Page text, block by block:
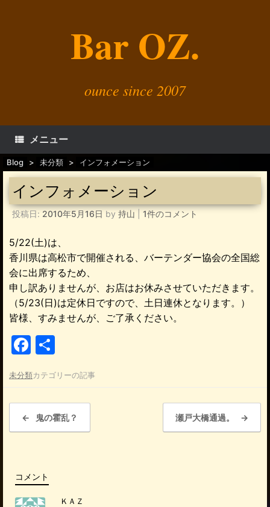
Bar OZ.
ounce since 2007
メニュー
Blog > 未分類 > インフォメーション
インフォメーション
投稿日: 2010年5月16日 by 持山 1件のコメント
5/22(土)は、
香川県は高松市で開催される、バーテンダー協会の全国総
会に出席するため、
申し訳ありませんが、お店はお休みさせていただきます。
（5/23(日)は定休日ですので、土日連休となります。）
皆様、すみませんが、ご了承ください。
F
c
e
b
k
未分類カテゴリーの記事
投稿ナビゲーション
← 鬼の霍乱？ 瀬戸大橋通過。 →
コメント
ＫＡＺ